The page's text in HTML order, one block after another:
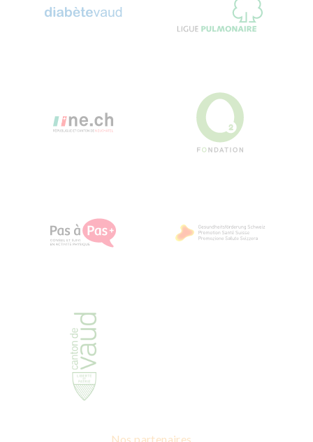
Nos partenaires